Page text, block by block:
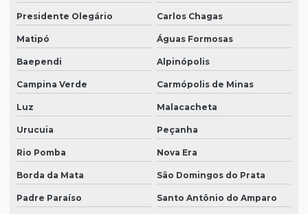
Presidente Olegário Carlos Chagas
Matipó Águas Formosas
Baependi Alpinópolis
Campina Verde Carmópolis de Minas
Luz Malacacheta
Urucuia Peçanha
Rio Pomba Nova Era
Borda da Mata São Domingos do Prata
Padre Paraíso Santo Antônio do Amparo